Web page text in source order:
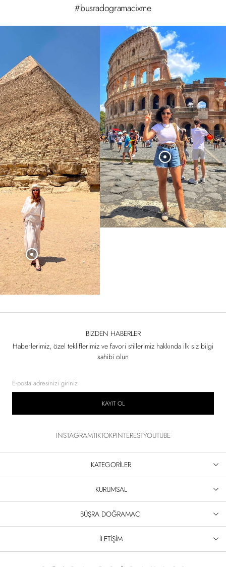
#busradogramacixme
BIZDEN HABERLER
Haberlerimiz, özel tekliflerimiz ve favori stillerimiz hakkında ilk siz bilgi
sahibi olun
KAYIT OL
INSTAGRAMTIKTOKPINTERESTYOUTUBE
KATEGORİLER
KURUMSAL
BÜŞRA DOĞRAMACI
İLETİŞİM